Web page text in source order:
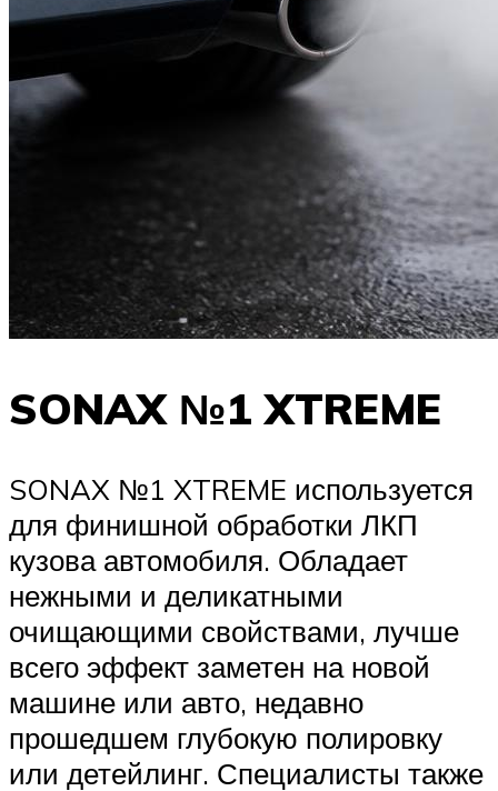
SONAX №1 XTREME
SONAX №1 XTREME используется
для финишной обработки ЛКП
кузова автомобиля. Обладает
нежными и деликатными
очищающими свойствами, лучше
всего эффект заметен на новой
машине или авто, недавно
прошедшем глубокую полировку
или детейлинг. Специалисты также